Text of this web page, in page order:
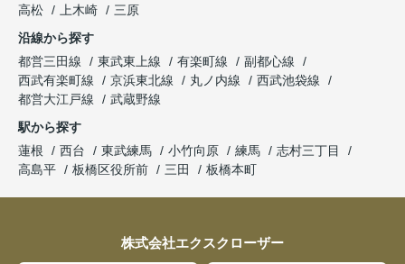
高松
上木崎
三原
沿線から探す
都営三田線
東武東上線 有楽町線
副都心線
西武有楽町線
京浜東北線 丸ノ内線
西武池袋線
都営大江戸線
武蔵野線
駅から探す
蓮根
西台 東武練馬 小竹向原 練馬
志村三丁目
高島平
板橋区役所前 三田 板橋本町
株式会社エクスクローザー